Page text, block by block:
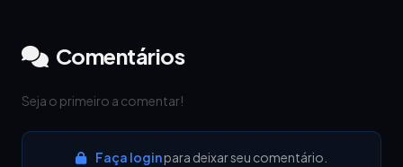
Comentários
Seja o primeiro a comentar!
Faça loginpara deixar seu comentário.